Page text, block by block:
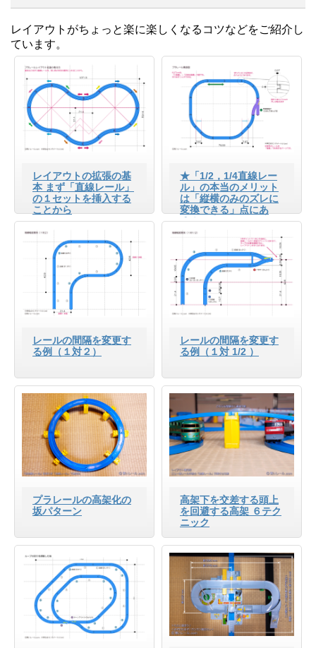
レイアウトがちょっと楽に楽しくなるコツなどをご紹介し
ています。
レイアウトの拡張の基
本 まず「直線レール」
の１セットを挿入する
ことから
★「1/2，1/4直線レー
ル」の本当のメリット
は「縦横のみのズレに
変換できる」点にあ
る！
レールの間隔を変更す
る例（１対２）
レールの間隔を変更す
る例（１対 1/2 ）
プラレールの高架化の
坂パターン
高架下を交差する頭上
を回避する高架 ６テク
ニック